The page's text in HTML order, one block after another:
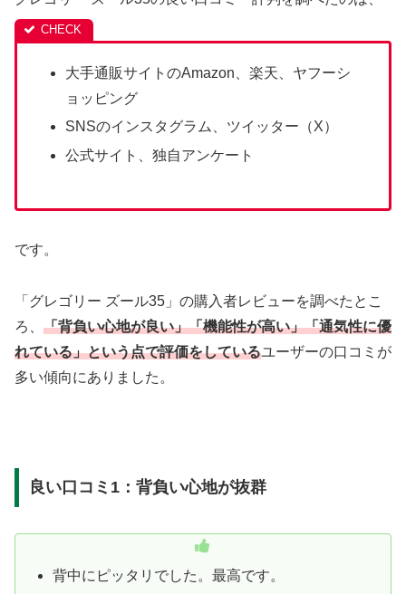
大手通販サイトのAmazon、楽天、ヤフーシ
ョッピング
SNSのインスタグラム、ツイッター（X）
公式サイト、独自アンケート
です。
「グレゴリー ズール35」の購入者レビューを調べたとこ
ろ、 「背負い心地が良い」「機能性が高い」「通気性に優
れている」という点で評価をしているユーザーの口コミが
多い傾向にありました。
良い口コミ1：背負い心地が抜群
背中にピッタリでした。最高です。